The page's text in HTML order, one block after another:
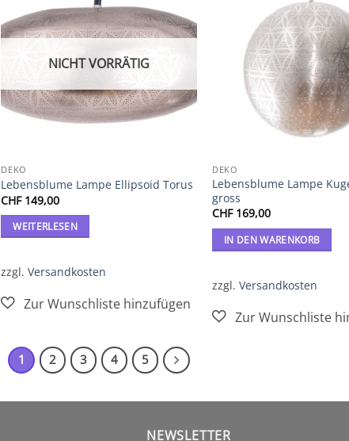
Wunschliste
hinzufügen
NICHT VORRÄTIG
DEKO
Lebensblume Lampe Ellipsoid Torus
CHF149,00
WEITERLESEN
zzgl.Versandkosten
DEKO
Lebensblume Lampe
gross
CHF169,00
IN DEN WARENKORB
zzgl.Versandkosten
1 2 3 4 5
NEWSLETTER